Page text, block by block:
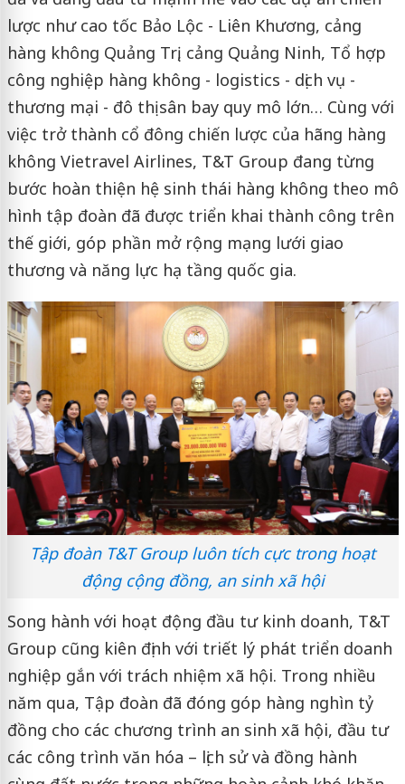
lược như cao tốc Bảo Lộc - Liên Khương, cảng
hàng không Quảng Trị, cảng Quảng Ninh, Tổ hợp
công nghiệp hàng không - logistics - dịch vụ -
thương mại - đô thị sân bay quy mô lớn… Cùng với
việc trở thành cổ đông chiến lược của hãng hàng
không Vietravel Airlines, T&T Group đang từng
bước hoàn thiện hệ sinh thái hàng không theo mô
hình tập đoàn đã được triển khai thành công trên
thế giới, góp phần mở rộng mạng lưới giao
thương và năng lực hạ tầng quốc gia.
Tập đoàn T&T Group luôn tích cực trong hoạt
động cộng đồng, an sinh xã hội
Song hành với hoạt động đầu tư kinh doanh, T&T
Group cũng kiên định với triết lý phát triển doanh
nghiệp gắn với trách nhiệm xã hội. Trong nhiều
năm qua, Tập đoàn đã đóng góp hàng nghìn tỷ
đồng cho các chương trình an sinh xã hội, đầu tư
các công trình văn hóa – lịch sử và đồng hành